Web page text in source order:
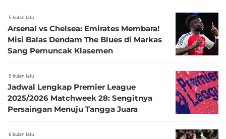
5 bulan lalu
Arsenal vs Chelsea: Emirates Membara!
Misi Balas Dendam The Blues di Markas
Sang Pemuncak Klasemen
5 bulan lalu
Jadwal Lengkap Premier League
2025/2026 Matchweek 28: Sengitnya
Persaingan Menuju Tangga Juara
6 bulan lalu